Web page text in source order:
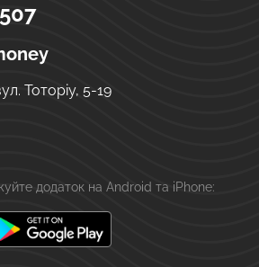
Тоторіу, 5-19
додаток на Android та iPhone: